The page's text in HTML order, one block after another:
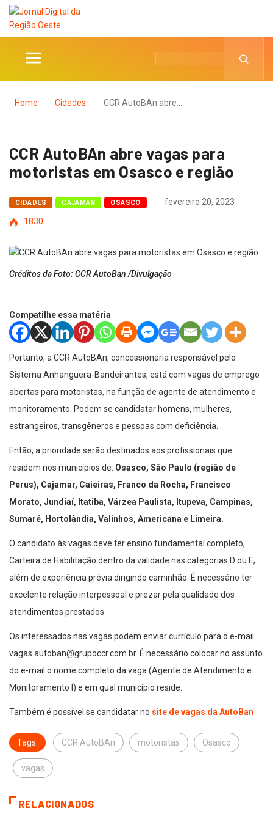
Home Cidades CCR AutoBAn abre…
CCR AutoBAn abre vagas para
motoristas em Osasco e região
CIDADES CAJAMAR OSASCO
fevereiro 20, 2023
1830
Créditos da Foto: CCR AutoBan /Divulgação
Compatilhe essa matéria
Portanto, a CCR AutoBAn, concessionária responsável pelo
Sistema Anhanguera-Bandeirantes, está com vagas de emprego
abertas para motoristas, na função de agente de atendimento e
monitoramento. Podem se candidatar homens, mulheres,
estrangeiros, transgêneros e pessoas com deficiência.
Então, a prioridade serão destinados aos profissionais que
residem nos municípios de: Osasco, São Paulo (região de
Perus), Cajamar, Caieiras, Franco da Rocha, Francisco
Morato, Jundiaí, Itatiba, Várzea Paulista, Itupeva, Campinas,
Sumaré, Hortolândia, Valinhos, Americana e Limeira.
O candidato às vagas deve ter ensino fundamental completo,
Carteira de Habilitação dentro da validade nas categorias D ou E,
além de experiência prévia dirigindo caminhão. É necessário ter
excelente relação interpessoal e prezar pela qualidade dos
atendimentos prestados.
Os interessados nas vagas podem enviar currículo para o e-mail
vagas.autoban@grupoccr.com.br. É necessário colocar no assunto
do e-mail o nome completo da vaga (Agente de Atendimento e
Monitoramento I) e em qual município reside.
Também é possível se candidatar no site de vagas da AutoBan
Tags: CCR AutoBAn motoristas Osasco
vagas
RELACIONADOS